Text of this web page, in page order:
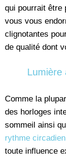
qui pourrait être
vous vous
clignotantes
de qualité dont
Lumière
Comme la
des horloges
sommeil ainsi
rythme circadien
toute influence